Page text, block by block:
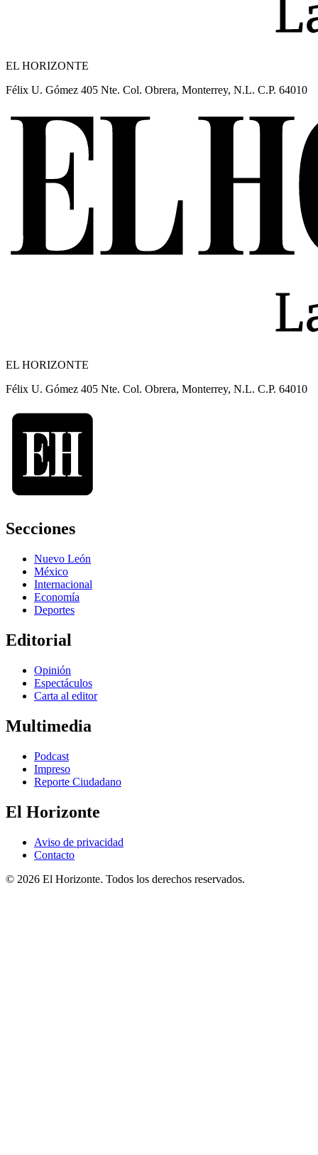
EL HORIZONTE
Félix U. Gómez 405 Nte. Col. Obrera, Monterrey, N.L. C.P. 64010
EL HORIZONTE
Félix U. Gómez 405 Nte. Col. Obrera, Monterrey, N.L. C.P. 64010
Secciones
Nuevo León
México
Internacional
Economía
Deportes
Editorial
Opinión
Espectáculos
Carta al editor
Multimedia
Podcast
Impreso
Reporte Ciudadano
El Horizonte
Aviso de privacidad
Contacto
© 2026 El Horizonte. Todos los derechos reservados.